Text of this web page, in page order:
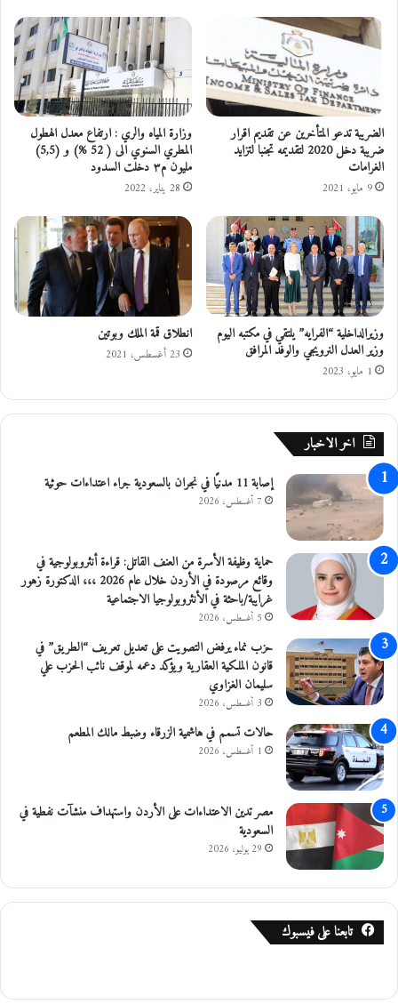
ق
ع
و
ة
ل
ح
ف
ز
ف
ا
ف
ه
و
ت
ن
ا
ل
ا
غ
د
ء
الضريبة تدعو المتأخرين عن تقديم اقرار
ضريبة دخل 2020 لتقديمه تجنبا لتزايد
الغرامات
9 مايو، 2021
وزارة المياه والري : ارتفاع معدل الهطول
المطري السنوي الى ( 52 %) و (5,5)
مليون م٣ دخلت السدود
28 يناير، 2022
وزيرالداخلية “الفرايه” يلتقي في مكتبه اليوم
وزير العدل النرويجي والوفد المرافق
1 مايو، 2023
انطلاق قمة الملك وبوتين
23 أغسطس، 2021
اخر الاخبار
إصابة 11 مدنيًا في نجران بالسعودية جراء اعتداءات حوثية
7 أغسطس، 2026
حماية وظيفة الأسرة من العنف القاتل: قراءة أنثروبولوجية في
وقائع مرصودة في الأردن خلال عام 2026 ،،، الدكتورة زهور
غرايبة/باحثة في الأنثروبولوجيا الاجتماعية
5 أغسطس، 2026
حزب نماء يرفض التصويت على تعديل تعريف “الطريق” في
قانون الملكية العقارية ويؤكد دعمه لموقف نائب الحزب علي
سليمان الغزاوي
3 أغسطس، 2026
حالات تسمم في هاشمية الزرقاء وضبط مالك المطعم
1 أغسطس، 2026
مصر تدين الاعتداءات على الأردن واستهداف منشآت نفطية في
السعودية
29 يوليو، 2026
تابعنا على فيسبوك